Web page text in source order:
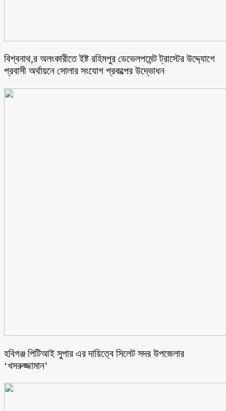
বিশ্বনাথ,র অলংকারীতে ইষ্ট রহিমপুর ডেভেলপমেন্ট ট্রাস্টের উদ্দ্যোগে
প্রবাসী অর্থায়নে সোলার সংযোগ প্রকল্পের উদ্ভোধন
হবিগঞ্জ পিটিআই সুপার এর দায়িত্বে সিলেট সদর উপজেলার
‘খসরুজ্জামান’